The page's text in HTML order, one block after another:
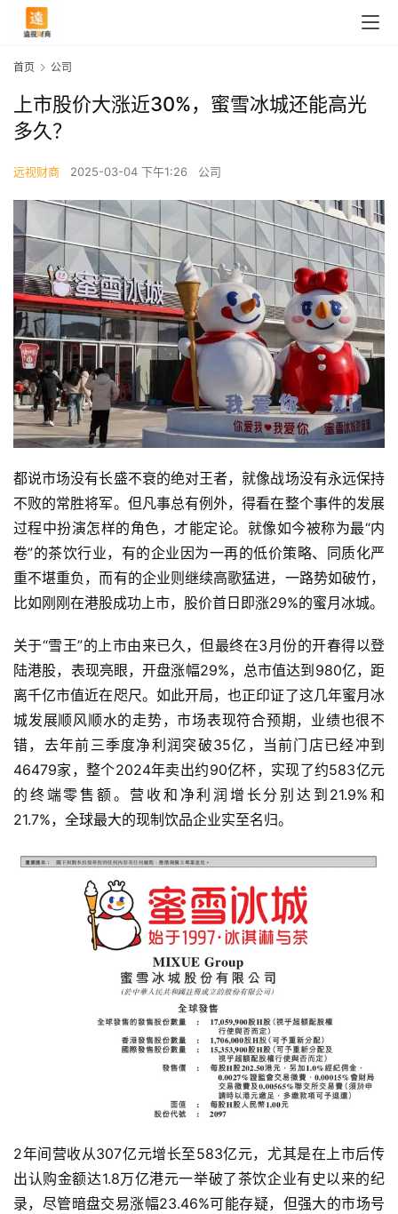
首页 公司
上市股价大涨近30%，蜜雪冰城还能高光
多久？
远视财商 2025-03-04 下午1:26 公司
都说市场没有长盛不衰的绝对王者，就像战场没有永远保持
不败的常胜将军。但凡事总有例外，得看在整个事件的发展
过程中扮演怎样的角色，才能定论。就像如今被称为最“内
卷”的茶饮行业，有的企业因为一再的低价策略、同质化严
重不堪重负，而有的企业则继续高歌猛进，一路势如破竹，
比如刚刚在港股成功上市，股价首日即涨29%的蜜月冰城。
关于“雪王”的上市由来已久，但最终在3月份的开春得以登
陆港股，表现亮眼，开盘涨幅29%，总市值达到980亿，距
离千亿市值近在咫尺。如此开局，也正印证了这几年蜜月冰
城发展顺风顺水的走势，市场表现符合预期，业绩也很不
错，去年前三季度净利润突破35亿，当前门店已经冲到
46479家，整个2024年卖出约90亿杯，实现了约583亿元
的终端零售额。营收和净利润增长分别达到21.9%和
21.7%，全球最大的现制饮品企业实至名归。
2年间营收从307亿元增长至583亿元，尤其是在上市后传
出认购金额达1.8万亿港元一举破了茶饮企业有史以来的纪
录，尽管暗盘交易涨幅23.46%可能存疑，但强大的市场号